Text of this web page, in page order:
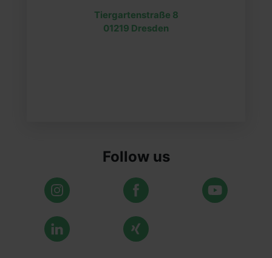
Tiergartenstraße 8
01219 Dresden
Follow us